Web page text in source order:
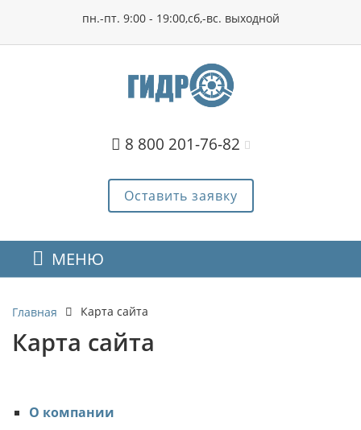
пн.-пт. 9:00 - 19:00,сб,-вс. выходной
8 800 201-76-82
Оставить заявку
МЕНЮ
Главная Карта сайта
Карта сайта
О компании